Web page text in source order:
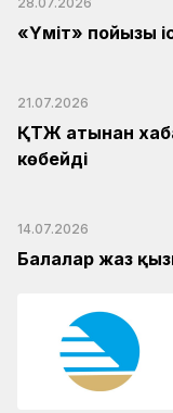
«Үміт» пойызы
21.07.2026
ҚТЖ атынан
көбейді
14.07.2026
Балалар жаз